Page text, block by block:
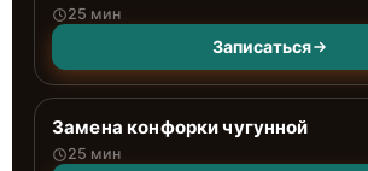
25 мин
Записаться
Замена конфорки чугунной
25 мин